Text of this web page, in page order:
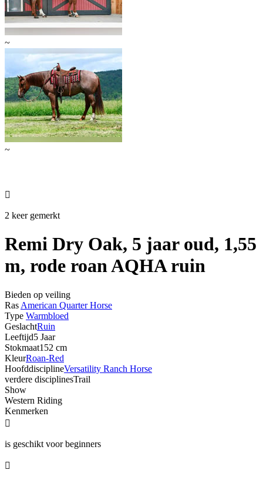
~
~

2 keer gemerkt
Remi Dry Oak, 5 jaar oud, 1,55
m, rode roan AQHA ruin
Bieden op veiling
Ras American Quarter Horse
Type Warmbloed
GeslachtRuin
Leeftijd5 Jaar
Stokmaat152 cm
KleurRoan-Red
HoofddisciplineVersatility Ranch Horse
verdere disciplinesTrail
Show
Western Riding
Kenmerken

is geschikt voor beginners
